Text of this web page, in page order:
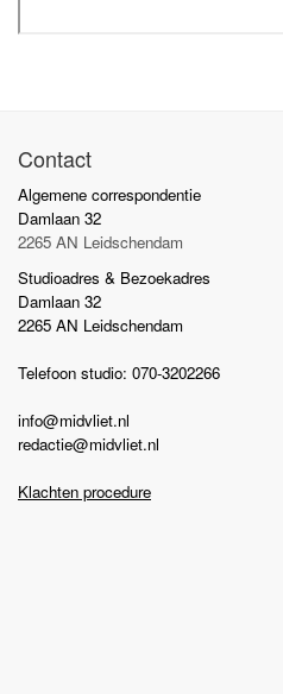
Contact
Algemene correspondentie
Damlaan 32
2265 AN Leidschendam
Studioadres & Bezoekadres
Damlaan 32
2265 AN Leidschendam
Telefoon studio: 070-3202266
info@midvliet.nl
redactie@midvliet.nl
Klachten procedure